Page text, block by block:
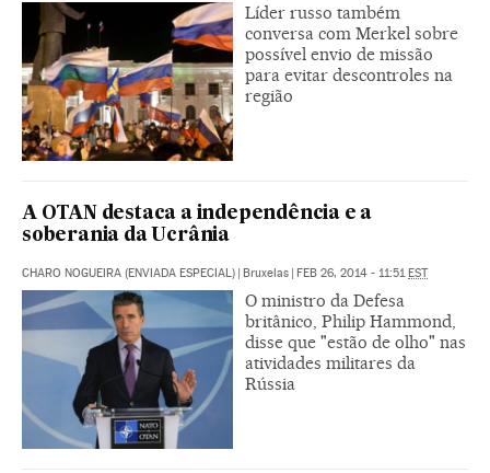
Líder russo também
conversa com Merkel sobre
possível envio de missão
para evitar descontroles na
região
A OTAN destaca a independência e a
soberania da Ucrânia
CHARO NOGUEIRA (ENVIADA ESPECIAL) | Bruxelas | FEB 26, 2014 - 11:51EST
O ministro da Defesa
britânico, Philip Hammond,
disse que "estão de olho" nas
atividades militares da
Rússia